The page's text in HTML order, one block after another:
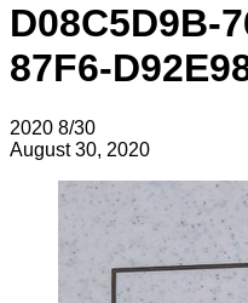
D08C5D9B-
87F6-
2020 8/30
August 30, 2020